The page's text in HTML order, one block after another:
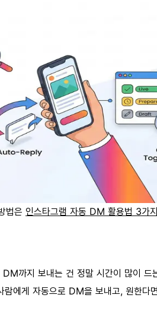
법은 인스타그램 자동 DM 활용법 3가지
까지 보내는 건 정말 시간이 많이
에게 자동으로 DM을 보내고, 원한다